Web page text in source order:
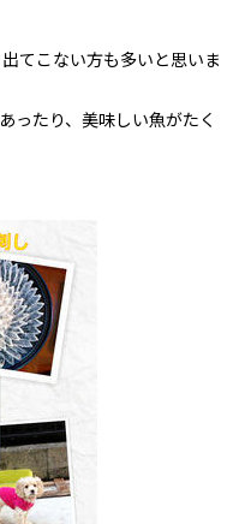
てこない方も多いと思いま
ったり、美味しい魚がたく